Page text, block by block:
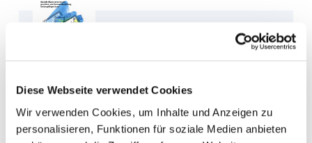
Diese Webseite verwendet Cookies
Wir verwenden Cookies, um Inhalte und Anzeigen zu
personalisieren, Funktionen für soziale Medien anbieten
Publikation „Educational Briefing 2021“
Die diesjährige Publikation von Understanding Europe
erscheint unter dem Titel „Digitale Räume
gemeinsam gestalten: wie Demokratiebildung online